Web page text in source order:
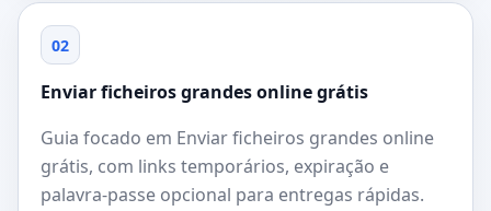
02
Enviar ficheiros grandes online grátis
Guia focado em Enviar ficheiros grandes online
grátis, com links temporários, expiração e
palavra-passe opcional para entregas rápidas.